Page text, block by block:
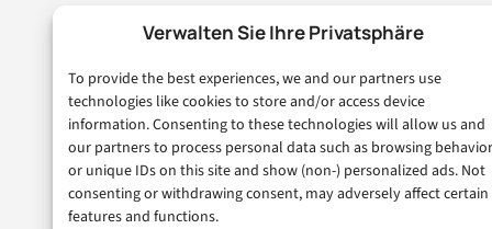
Verwalten Sie Ihre Privatsphäre
To provide the best experiences, we and our partners use
technologies like cookies to store and/or access device
information. Consenting to these technologies will allow us and
our partners to process personal data such as browsing behavior
or unique IDs on this site and show (non-) personalized ads. Not
consenting or withdrawing consent, may adversely affect certain
features and functions.